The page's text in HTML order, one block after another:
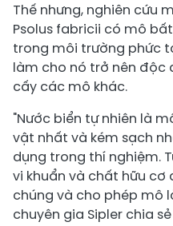
Thế nhưng, nghiên cứu
Psolus fabricii có mô
trong môi trường phức
làm cho nó trở nên độc
cấy các mô khác.
"Nước biển tự nhiên là
vật nhất và kém sạch
dụng trong thí nghiệm.
vi khuẩn và chất hữu cơ
chúng và cho phép mô
chuyên gia Sipler chia